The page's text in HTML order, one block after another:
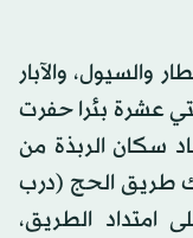
والسيول، والآبار
عشرة بئرا حفرت
سكان الربذة من
طريق الحج (درب
امتداد الطريق،